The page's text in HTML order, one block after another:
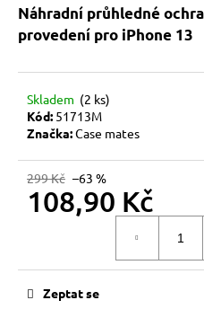
Náhradní průhledné
provedení pro iPhone 13
Skladem (2 ks)
Kód: 51713M
Značka:Case mates
299 Kč –63 %
108,90 Kč
Zeptat se
HLEDAT
o
p
r
u
e
m